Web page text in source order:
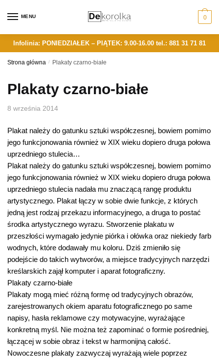
MENU 0
Infolinia: PONIEDZIAŁEK – PIĄTEK: 9.00-16.00 tel.: 881 31 71 81
Strona główna / Plakaty czarno-białe
Plakaty czarno-białe
8 września 2014
Plakat należy do gatunku sztuki współczesnej, bowiem pomimo
jego funkcjonowania również w XIX wieku dopiero druga połowa
uprzedniego stulecia…
Plakat należy do gatunku sztuki współczesnej, bowiem pomimo
jego funkcjonowania również w XIX wieku dopiero druga połowa
uprzedniego stulecia nadała mu znaczącą rangę produktu
artystycznego. Plakat łączy w sobie dwie funkcje, z których
jedną jest rodzaj przekazu informacyjnego, a druga to postać
środka artystycznego wyrazu. Stworzenie plakatu w
przeszłości wymagało jedynie piórka i ołówka oraz niekiedy farb
wodnych, które dodawały mu koloru. Dziś zmieniło się
podejście do takich wytworów, a miejsce tradycyjnych narzędzi
kreślarskich zajął komputer i aparat fotograficzny.
Plakaty czarno-białe
Plakaty mogą mieć różną formę od tradycyjnych obrazów,
zarejestrowanych okiem aparatu fotograficznego po same
napisy, hasła reklamowe czy motywacyjne, wyrażające
konkretną myśl. Nie można też zapominać o formie pośredniej,
łączącej w sobie obraz i tekst w harmonijną całość.
Nowoczesne plakaty zazwyczaj wyrażają wiele poprzez